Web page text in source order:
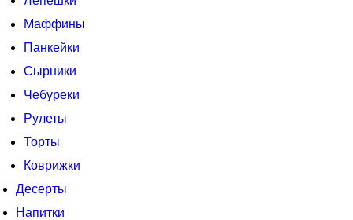
Маффины
Панкейки
Сырники
Чебуреки
Рулеты
Торты
Коврижки
Десерты
Напитки